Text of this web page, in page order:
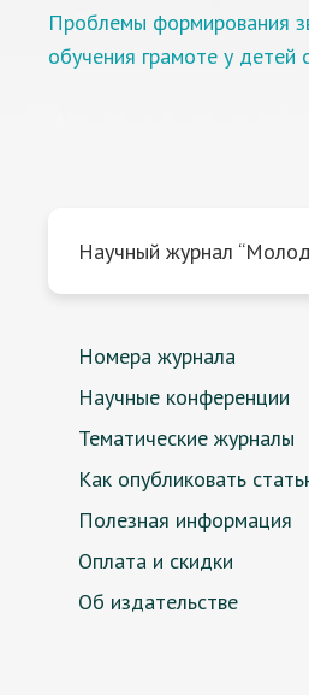
Проблемы формирования
обучения грамоте у детей
Научный журнал
Номера журнала
Научные конференции
Тематические журналы
Как опубликовать
Полезная информация
Оплата и скидки
Об издательстве